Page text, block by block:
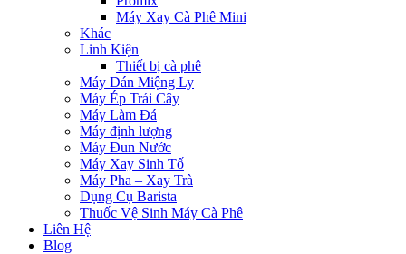
Máy Xay Cà Phê Mini
Khác
Linh Kiện
Thiết bị cà phê
Máy Dán Miệng Ly
Máy Ép Trái Cây
Máy Làm Đá
Máy định lượng
Máy Đun Nước
Máy Xay Sinh Tố
Máy Pha – Xay Trà
Dụng Cụ Barista
Thuốc Vệ Sinh Máy Cà Phê
Liên Hệ
Blog